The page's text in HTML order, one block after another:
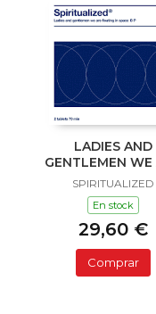
LADIES AND
GENTLEMEN WE
FLOATING IN
SPIRITUALIZED
En stock
29,60 €
Comprar